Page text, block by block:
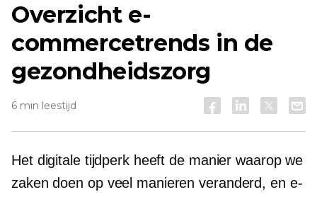
Overzicht e-
commercetrends in de
gezondheidszorg
6 min leestijd
Het digitale tijdperk heeft de manier waarop we
zaken doen op veel manieren veranderd, en e-